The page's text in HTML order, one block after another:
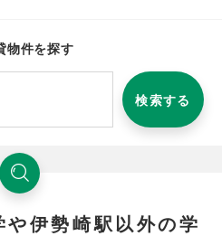
物件を探す
検索する
伊勢崎駅以外の学